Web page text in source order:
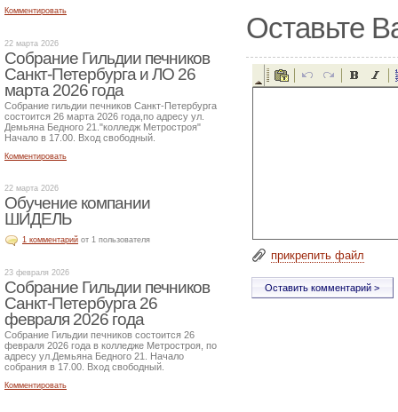
Оставьте
прикрепить файл
Комментировать
22 марта 2026
Собрание Гильдии печников
Санкт-Петербурга и ЛО 26
марта 2026 года
Собрание гильдии печников Санкт-Петербурга
состоится 26 марта 2026 года,по адресу ул.
Демьяна Бедного 21."колледж Метростроя"
Начало в 17.00. Вход свободный.
Комментировать
22 марта 2026
Обучение компании
ШИДЕЛЬ
1 комментарий от 1 пользователя
23 февраля 2026
Собрание Гильдии печников
Санкт-Петербурга 26
февраля 2026 года
Собрание Гильдии печников состоится 26
февраля 2026 года в колледже Метростроя, по
адресу ул.Демьяна Бедного 21. Начало
собрания в 17.00. Вход свободный.
Комментировать